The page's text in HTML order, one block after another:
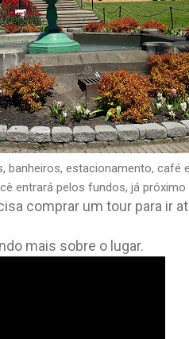
estacionamento, café
entrará pelos fundos, já
comprar um tour para ir
mais sobre o lugar.